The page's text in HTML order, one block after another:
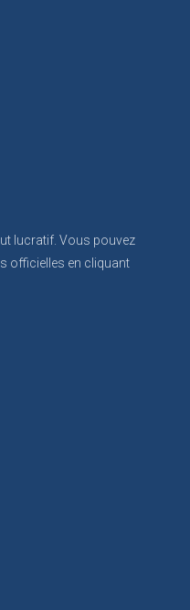
lucratif. Vous pouvez
officielles en cliquant